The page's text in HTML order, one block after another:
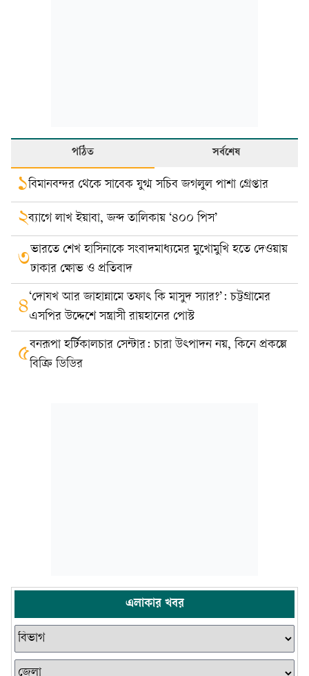
পঠিত সর্বশেষ
১বিমানবন্দর থেকে সাবেক যুগ্ম সচিব জগলুল পাশা গ্রেপ্তার
২ব্যাগে লাখ ইয়াবা, জব্দ তালিকায় ‘৪০০ পিস’
৩ভারতে শেখ হাসিনাকে সংবাদমাধ্যমের মুখোমুখি হতে দেওয়ায়
ঢাকার ক্ষোভ ও প্রতিবাদ
৪‘দোযখ আর জাহান্নামে তফাৎ কি মাসুদ স্যার?’: চট্টগ্রামের
এসপির উদ্দেশে সন্ত্রাসী রায়হানের পোস্ট
৫বনরূপা হর্টিকালচার সেন্টার: চারা উৎপাদন নয়, কিনে প্রকল্পে
বিক্রি ডিডির
এলাকার খবর